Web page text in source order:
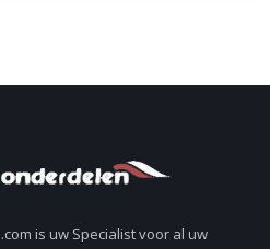
is uw Specialist voor al uw